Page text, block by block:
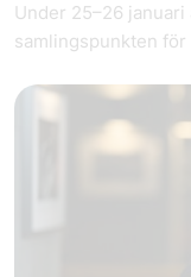
Under 25–26
samlingspunkten för